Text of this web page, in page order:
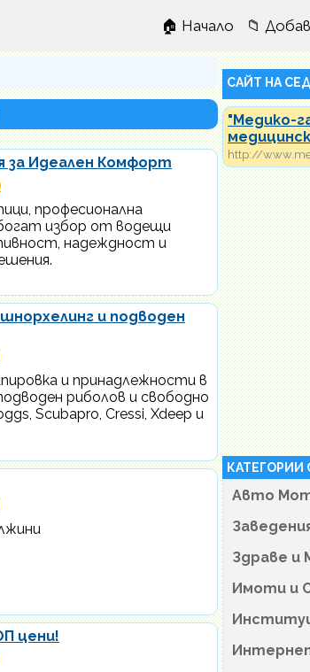
🏠 Начало 📁
за Идеален Комфорт
професионална
избор от водещи
надеждност и
и подводен
и принадлежности в
риболов и свободно
Scubapro, Cressi, Xdeep и
цени!
САЙТ НА
"Медико-
http://
КАТЕГОРИИ
Авто
Здраве и
Имоти и